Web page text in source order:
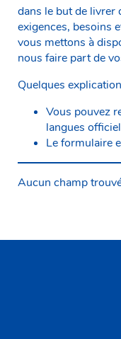
dans le but de livrer
exigences, besoins
vous mettons à
nous faire part de
Quelques
Vous pouvez
langues
Le formulaire
Aucun champ